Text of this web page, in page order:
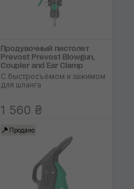
Продувочный пистолет
Prevost Prevos1 Blowgun,
Coupler and Ear Clamp
С быстросъёмом и зажимом
для шланга
1 560 ₴
Продано